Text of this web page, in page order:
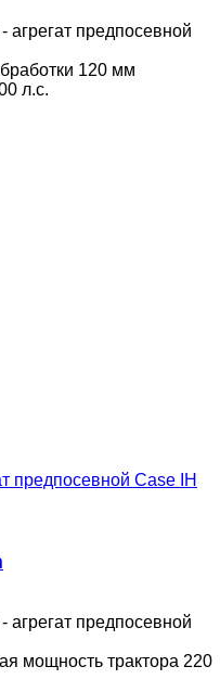
предпосевной
120 мм
л.с.
предпосевной Case IH
предпосевной
мощность трактора 220